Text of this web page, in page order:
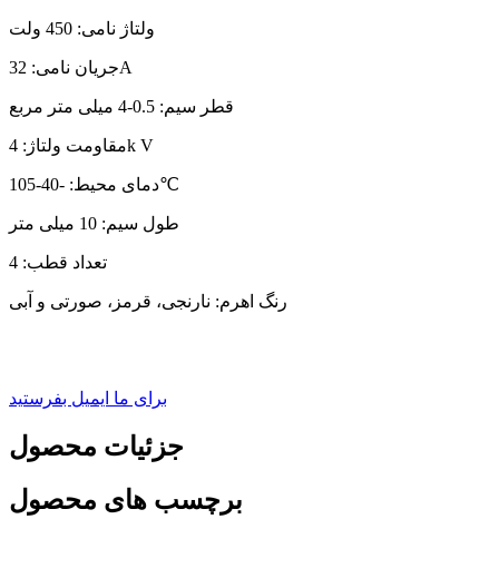
ولتاژ نامی: 450 ولت
جریان نامی: 32A
قطر سیم: 0.5-4 میلی متر مربع
مقاومت ولتاژ: 4k V
دمای محیط: -40-105℃
طول سیم: 10 میلی متر
تعداد قطب: 4
رنگ اهرم: نارنجی، قرمز، صورتی و آبی
برای ما ایمیل بفرستید
جزئیات محصول
برچسب های محصول